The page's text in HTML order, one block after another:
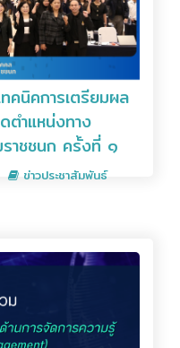
คนิคการเตรียมผล
ตำแหน่งทาง
ราชชนก ครั้งที่ ๑
ข่าวประชาสัมพันธ์